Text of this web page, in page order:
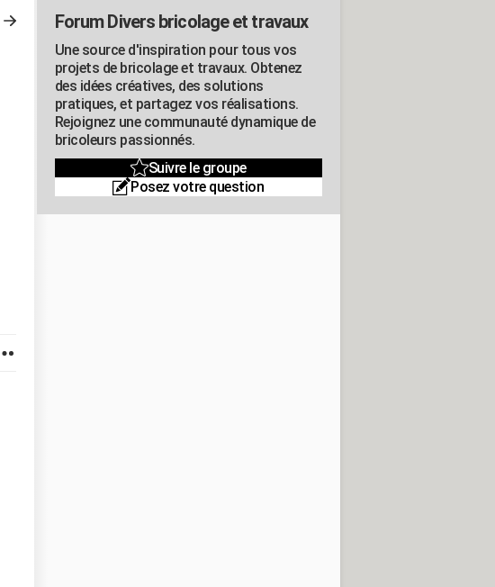
Forum Divers bricolage et travaux
Une source d'inspiration pour tous vos
projets de bricolage et travaux. Obtenez
des idées créatives, des solutions
pratiques, et partagez vos réalisations.
Rejoignez une communauté dynamique de
bricoleurs passionnés.
Suivre le groupe
Posez votre question